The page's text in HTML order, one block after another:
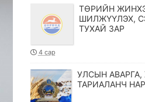
ТӨРИЙН
ШИЛЖҮҮЛЭХ,
ТУХАЙ ЗАР
4 сар
УЛСЫН
ТАРИАЛАНЧ